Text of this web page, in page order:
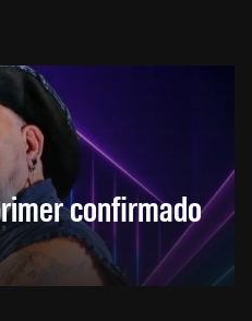
confirmado